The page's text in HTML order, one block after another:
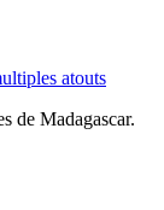
atouts
de Madagascar.